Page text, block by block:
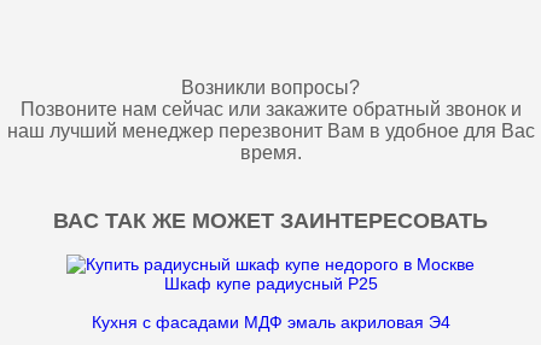
Возникли вопросы?
Позвоните нам сейчас или закажите обратный звонок и
наш лучший менеджер перезвонит Вам в удобное для Вас
время.
ВАС ТАК ЖЕ МОЖЕТ ЗАИНТЕРЕСОВАТЬ
Шкаф купе радиусный Р25
Кухня с фасадами МДФ эмаль акриловая Э4